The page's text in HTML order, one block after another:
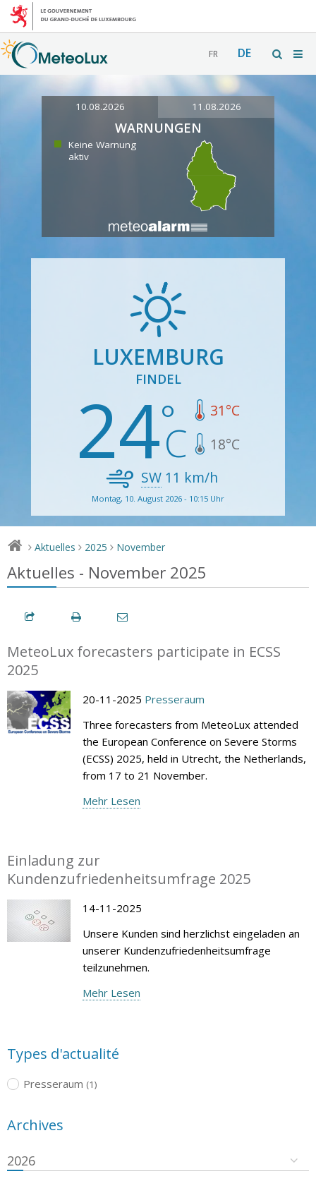
FR DE
10.08.2026 11.08.2026
WARNUNGEN
Keine Warnung
aktiv
LUXEMBURG
FINDEL
24 31°C
18°C
SW11 km/h
Montag, 10. August 2026 - 10:15 Uhr
> Aktuelles > 2025 > November
Aktuelles - November 2025
MeteoLux forecasters participate in ECSS
2025
20-11-2025 Presseraum
Three forecasters from MeteoLux attended
the European Conference on Severe Storms
(ECSS) 2025, held in Utrecht, the Netherlands,
from 17 to 21 November.
Mehr Lesen
Einladung zur
Kundenzufriedenheitsumfrage 2025
14-11-2025
Unsere Kunden sind herzlichst eingeladen an
unserer Kundenzufriedenheitsumfrage
teilzunehmen.
Mehr Lesen
Types d'actualité
Presseraum (1)
Archives
2026